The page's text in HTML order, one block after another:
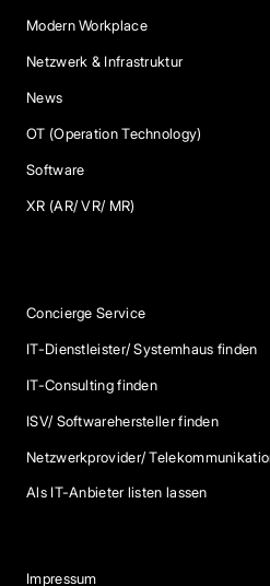
Modern Workplace
Netzwerk & Infrastruktur
News
OT (Operation Technology)
Software
XR (AR/ VR/ MR)
Concierge Service
IT-Dienstleister/ Systemhaus finden
IT-Consulting finden
ISV/ Softwarehersteller finden
Netzwerkprovider/
Als IT-Anbieter listen lassen
Impressum